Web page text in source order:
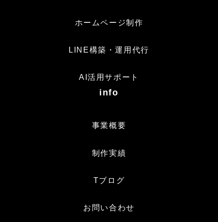
ホームページ制作
LINE構築・運用代行
AI活用サポート
info
事業概要
制作実績
Tブログ
お問い合わせ